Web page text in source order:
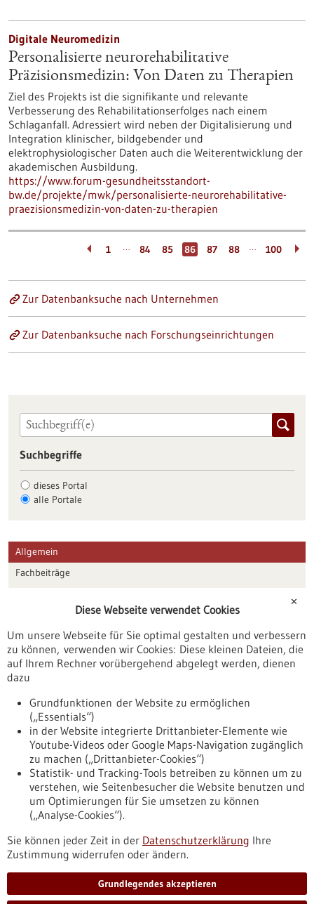
Digitale Neuromedizin
Personalisierte neurorehabilitative
Präzisionsmedizin: Von Daten zu Therapien
Ziel des Projekts ist die signifikante und relevante
Verbesserung des Rehabilitationserfolges nach einem
Schlaganfall. Adressiert wird neben der Digitalisierung und
Integration klinischer, bildgebender und
elektrophysiologischer Daten auch die Weiterentwicklung der
akademischen Ausbildung.
https://www.forum-gesundheitsstandort-
bw.de/projekte/mwk/personalisierte-neurorehabilitative-
praezisionsmedizin-von-daten-zu-therapien
1 … 84 85 86 87 88 … 100
Zur Datenbanksuche nach Unternehmen
Zur Datenbanksuche nach Forschungseinrichtungen
Suchbegriffe
dieses Portal
alle Portale
Allgemein
Fachbeiträge
Veranstaltungen
Erscheinungsdatum
Nach oben
Informiert bleiben
Newsletter abonnieren
✕
Diese Webseite verwendet Cookies
Um unsere Webseite für Sie optimal gestalten und verbessern
zu können, verwenden wir Cookies: Diese kleinen Dateien, die
auf Ihrem Rechner vorübergehend abgelegt werden, dienen
dazu
Grundfunktionen der Website zu ermöglichen
(„Essentials“)
in der Website integrierte Drittanbieter-Elemente wie
Youtube-Videos oder Google Maps-Navigation zugänglich
zu machen („Drittanbieter-Cookies“)
Statistik- und Tracking-Tools betreiben zu können um zu
verstehen, wie Seitenbesucher die Website benutzen und
um Optimierungen für Sie umsetzen zu können
(„Analyse-Cookies“).
Sie können jeder Zeit in der Datenschutzerklärung Ihre
Zustimmung widerrufen oder ändern.
Grundlegendes akzeptieren